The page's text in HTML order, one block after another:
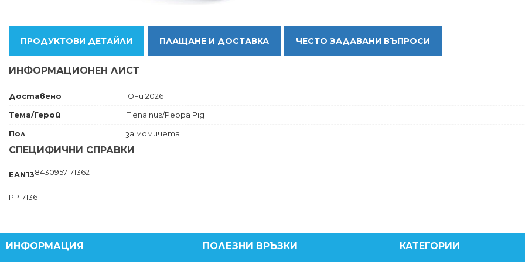
ПРОДУКТОВИ ДЕТАЙЛИ ПЛАЩАНЕ И ДОСТАВКА ЧЕСТО ЗАДАВАНИ ВЪПРОСИ
ИНФОРМАЦИОНЕН ЛИСТ
Доставено
Юни 2026
Тема/Герой
Пепа пиг/Peppa Pig
Пол
за момичета
СПЕЦИФИЧНИ СПРАВКИ
EAN138430957171362
PP17136
ИНФОРМАЦИЯ ПОЛЕЗНИ ВРЪЗКИ КАТЕГОРИИ